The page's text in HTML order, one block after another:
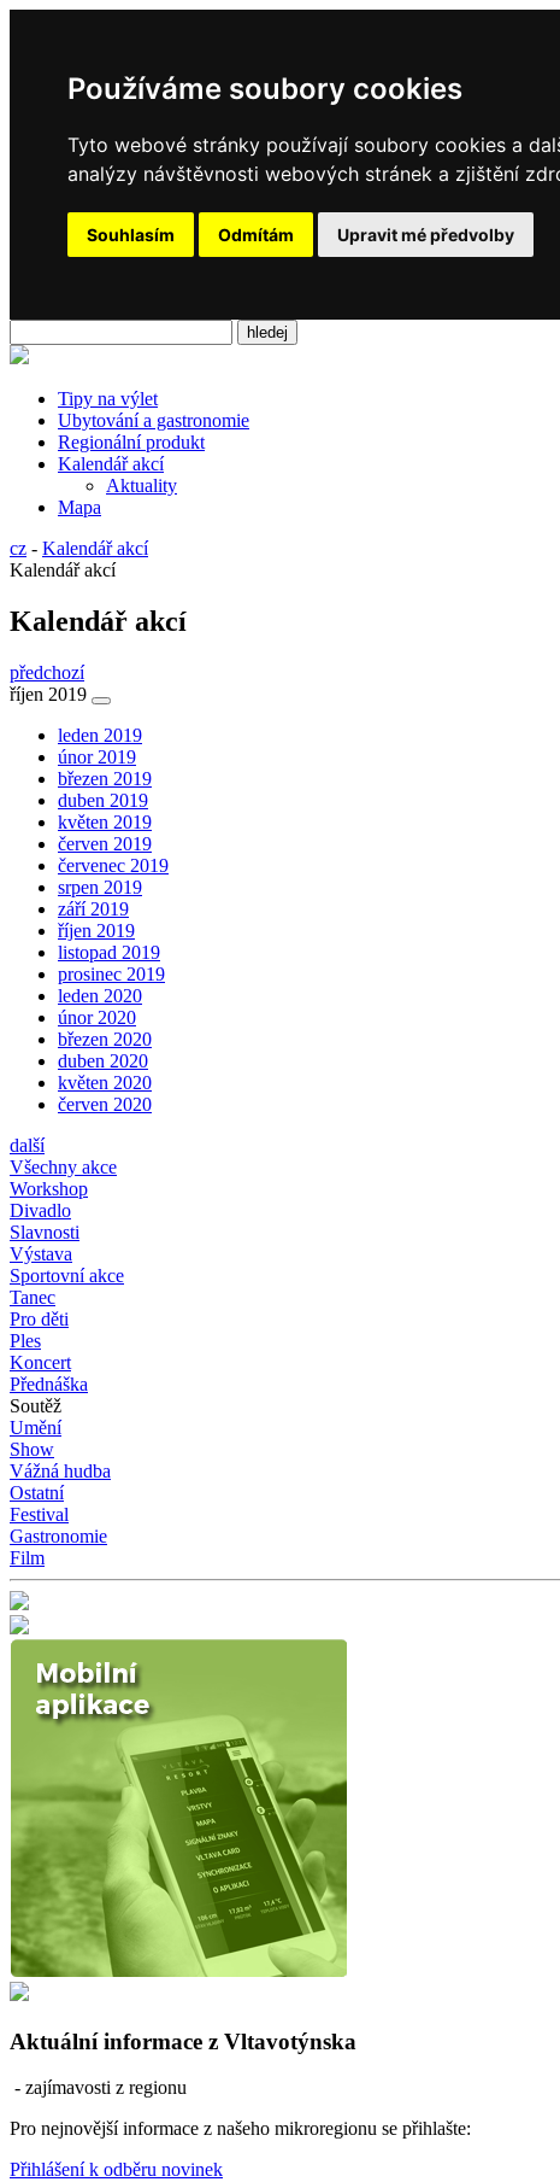
Používáme soubory cookies
Tyto webové stránky používají soubory cookies a
analýzy návštěvnosti webových stránek a zjištění
Souhlasím Odmítám Upravit mé předvolby
Tipy na výlet
Ubytování a gastronomie
Regionální produkt
Kalendář akcí
Aktuality
Mapa
cz - Kalendář akcí
Kalendář akcí
Kalendář akcí
předchozí
říjen 2019
leden 2019
únor 2019
březen 2019
duben 2019
květen 2019
červen 2019
červenec 2019
srpen 2019
září 2019
říjen 2019
listopad 2019
prosinec 2019
leden 2020
únor 2020
březen 2020
duben 2020
květen 2020
červen 2020
další
Všechny akce
Workshop
Divadlo
Slavnosti
Výstava
Sportovní akce
Tanec
Pro děti
Ples
Koncert
Přednáška
Soutěž
Umění
Show
Vážná hudba
Ostatní
Festival
Gastronomie
Film
Aktuální informace z Vltavotýnska
- zajímavosti z regionu
Pro nejnovější informace z našeho mikroregionu se přihlašte:
Přihlášení k odběru novinek